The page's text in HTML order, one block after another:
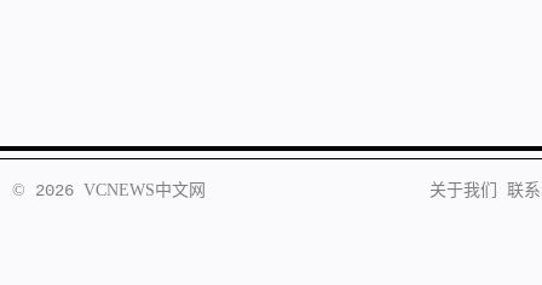
© 2026 VCNEWS中文网 关于我们 联